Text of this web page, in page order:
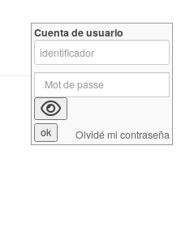
Cuenta de usuario
Olvidé mi contraseña